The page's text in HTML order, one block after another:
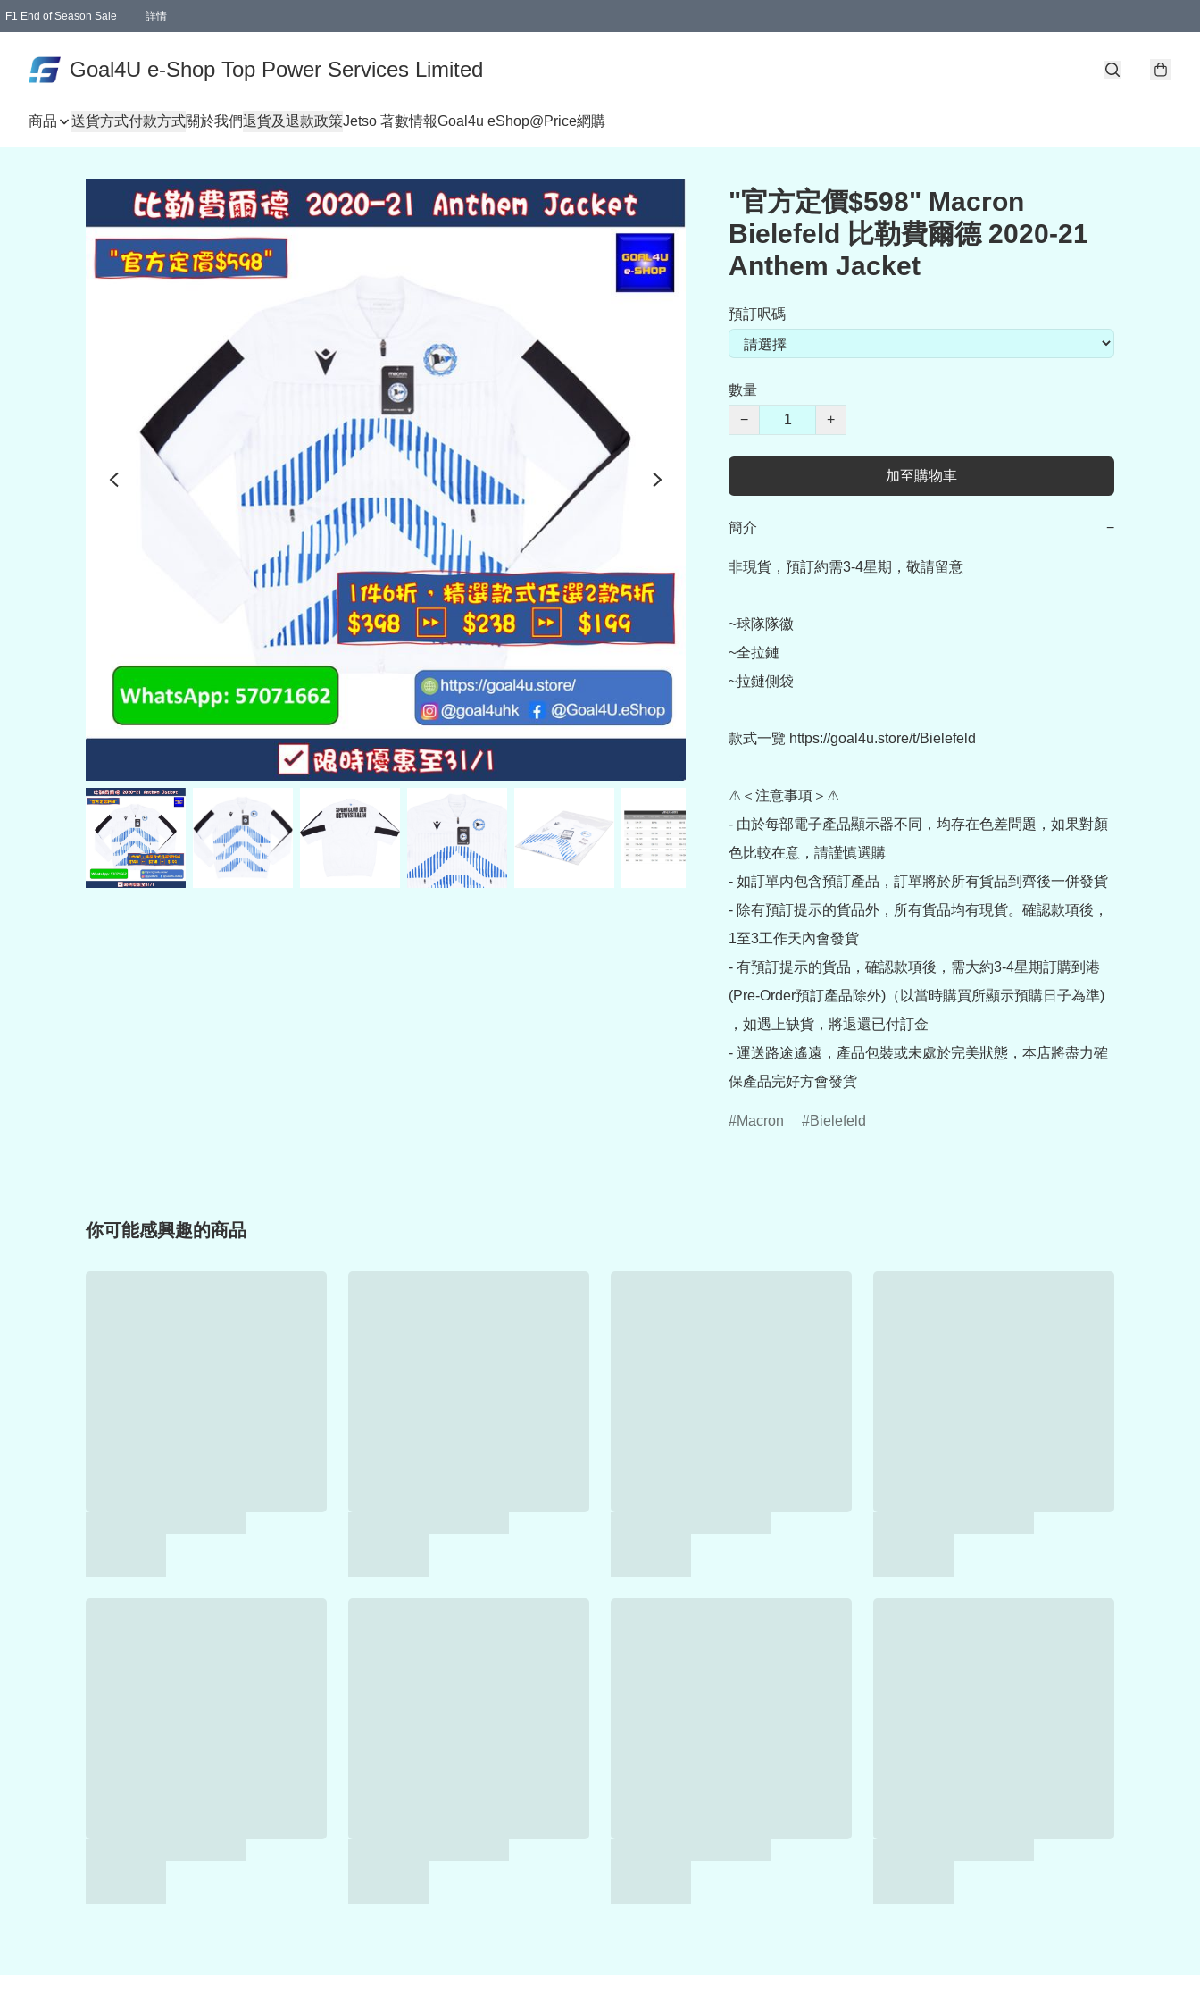
F1 End of Season Sale 詳情
Goal4U e-Shop Top Power Services Limited
商品 送貨方式付款方式關於我們退貨及退款政策Jetso 著數情報Goal4u eShop@Price網購
"官方定價$598" Macron
Bielefeld 比勒費爾德 2020-21
Anthem Jacket
預訂呎碼
數量
−
+
加至購物車
簡介 −
非現貨，預訂約需3-4星期，敬請留意
~球隊隊徽
~全拉鏈
~拉鏈側袋
款式一覽 https://goal4u.store/t/Bielefeld
⚠＜注意事項＞⚠
- 由於每部電子產品顯示器不同，均存在色差問題，如果對顏
色比較在意，請謹慎選購
- 如訂單內包含預訂產品，訂單將於所有貨品到齊後一併發貨
- 除有預訂提示的貨品外，所有貨品均有現貨。確認款項後，
1至3工作天內會發貨
- 有預訂提示的貨品，確認款項後，需大約3-4星期訂購到港
(Pre-Order預訂產品除外)（以當時購買所顯示預購日子為準)
，如遇上缺貨，將退還已付訂金
- 運送路途遙遠，產品包裝或未處於完美狀態，本店將盡力確
保產品完好方會發貨
Macron Bielefeld
你可能感興趣的商品